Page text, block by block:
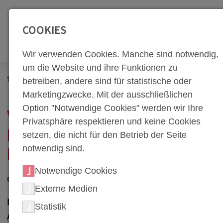
Zur Top Navigation springen [Alt+1]Zur Hauptnavigation
Newsroom
Neuigkeiten
weba Werkzeugbau revolutioniert Kaltumformung
WEBA WERKZEUGBAU
REVOLUTIONIERT
KALTUMFORMUNG
07. April 2008
Dietach, Österreich - Ein Durchbruch in der
Automobilindustrie steht bevor, und er trägt die
COOKIES
Wir verwenden Cookies. Manche sind notwendig,
um die Website und ihre Funktionen zu
betreiben, andere sind für statistische oder
Marketingzwecke. Mit der ausschließlichen
Option "Notwendige Cookies" werden wir Ihre
Privatsphäre respektieren und keine Cookies
setzen, die nicht für den Betrieb der Seite
notwendig sind.
Notwendige Cookies
Externe Medien
Statistik